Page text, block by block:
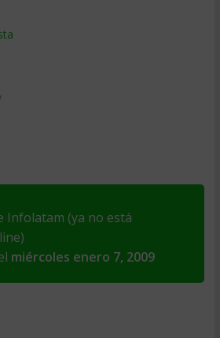
Infolatam (ya no está
miércoles enero 7, 2009